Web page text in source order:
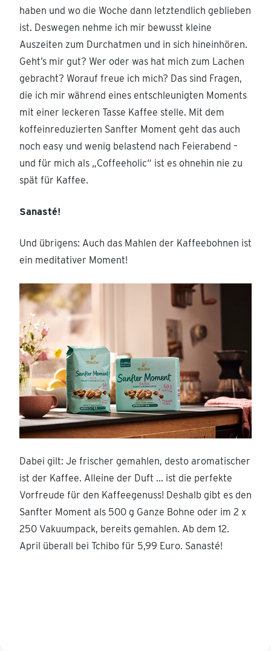
haben und wo die Woche dann letztendlich geblieben
ist. Deswegen nehme ich mir bewusst kleine
Auszeiten zum Durchatmen und in sich hineinhören.
Geht’s mir gut? Wer oder was hat mich zum Lachen
gebracht? Worauf freue ich mich? Das sind Fragen,
die ich mir während eines entschleunigten Moments
mit einer leckeren Tasse Kaffee stelle. Mit dem
koffeinreduzierten Sanfter Moment geht das auch
noch easy und wenig belastend nach Feierabend –
und für mich als „Coffeeholic“ ist es ohnehin nie zu
spät für Kaffee.
Sanasté!
Und übrigens: Auch das Mahlen der Kaffeebohnen ist
ein meditativer Moment!
Dabei gilt: Je frischer gemahlen, desto aromatischer
ist der Kaffee. Alleine der Duft ... ist die perfekte
Vorfreude für den Kaffeegenuss! Deshalb gibt es den
Sanfter Moment als 500 g Ganze Bohne oder im 2 x
250 Vakuumpack, bereits gemahlen. Ab dem 12.
April überall bei Tchibo für 5,99 Euro. Sanasté!